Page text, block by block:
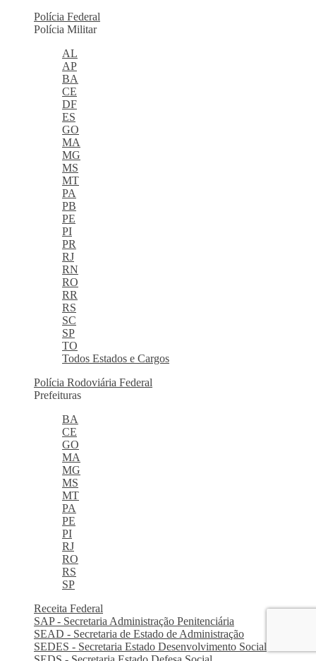
Polícia Federal
Polícia Militar
AL
AP
BA
CE
DF
ES
GO
MA
MG
MS
MT
PA
PB
PE
PI
PR
RJ
RN
RO
RR
RS
SC
SP
TO
Todos Estados e Cargos
Polícia Rodoviária Federal
Prefeituras
BA
CE
GO
MA
MG
MS
MT
PA
PE
PI
RJ
RO
RS
SP
Receita Federal
SAP - Secretaria Administração Penitenciária
SEAD - Secretaria de Estado de Administração
SEDES - Secretaria Estado Desenvolvimento Social